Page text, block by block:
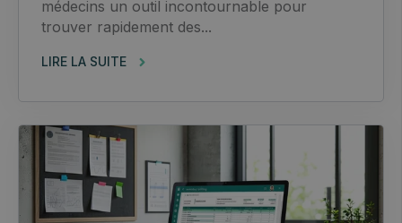
médecins un outil incontournable pour
trouver rapidement des...
LIRE LA SUITE